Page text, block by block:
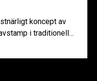
koncept av
i traditionell